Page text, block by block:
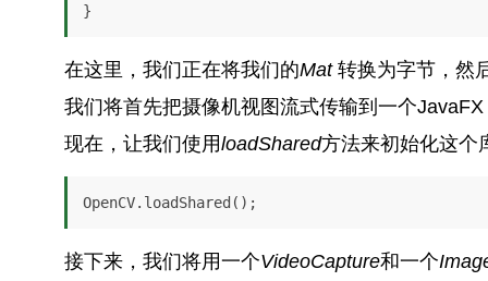
}
在这里，我们正在将我们的Mat 转换为字节，然
我们将首先把摄像机视图流式传输到一个JavaFX
现在，让我们使用loadShared方法来初始化这个
OpenCV.loadShared();
接下来，我们将用一个VideoCapture和一个